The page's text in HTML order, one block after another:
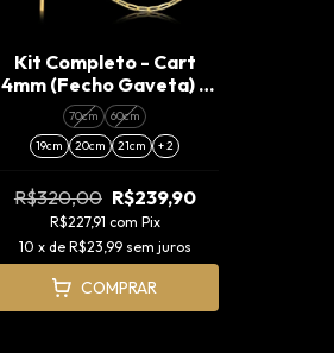
Kit Completo - Cart
4mm (Fecho Gaveta) +
Pingente Cruz
Amarrada (M)
70cm
60cm
19cm
20cm 21cm + 2
R$320,00 R$239,90
R$227,91 com Pix
10 x de R$23,99 sem juros
COMPRAR